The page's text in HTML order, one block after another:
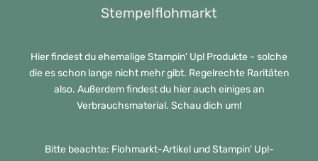
Stempelflohmarkt
Hier findest du ehemalige Stampin' Up! Produkte - solche
die es schon lange nicht mehr gibt. Regelrechte Raritäten
also. Außerdem findest du hier auch einiges an
Verbrauchsmaterial. Schau dich um!
Bitte beachte: Flohmarkt-Artikel und Stampin' Up!-